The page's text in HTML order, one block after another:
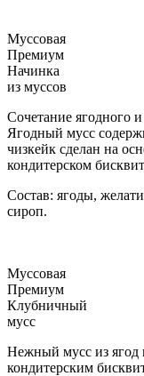
Муссовая
Премиум
Начинка
из муссов
Сочетание ягодного
Ягодный мусс
чизкейк сделан на
кондитерском
Состав: ягоды,
сироп.
Муссовая
Премиум
Клубничный
мусс
Нежный мусс из
кондитерским